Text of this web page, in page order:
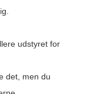
udstyret for
det, men du